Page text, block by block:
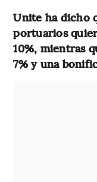
Unite ha dicho
portuarios
10%, mientras
7% y una